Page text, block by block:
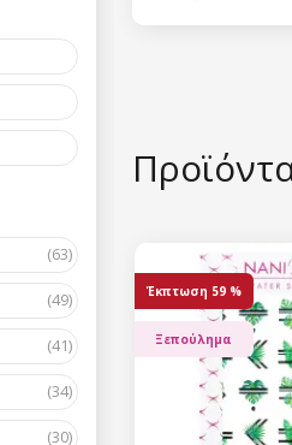
(63)
(49)
(41)
(34)
(30)
κομμάτι από
Έκπτωση 59 %
Ξεπούλημα